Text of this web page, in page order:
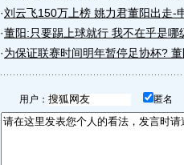
·刘云飞150万上榜 姚力君董阳出走-
·董阳:只要踢上球就行 我不在乎是哪
·为保证联赛时间明年暂停足协杯?
用户： 匿名